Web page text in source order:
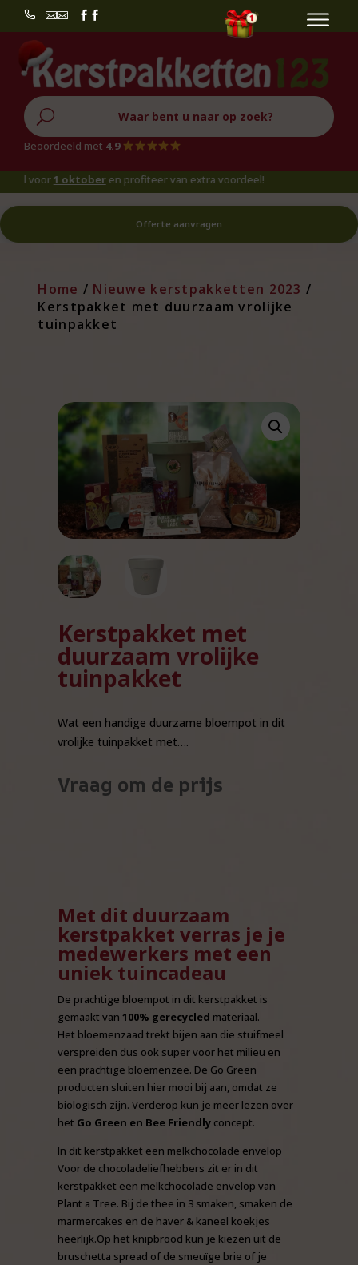
 
U
Beoordeeld met 4.9
1 oktoberen profiteer van extra voordeel!
Offerte aanvragen
Home / Nieuwe kerstpakketten 2023 /
Kerstpakket met duurzaam vrolijke
tuinpakket
Kerstpakket met
duurzaam vrolijke
tuinpakket
Wat een handige duurzame bloempot in dit
vrolijke tuinpakket met….
Vraag om de prijs
Met dit duurzaam
kerstpakket verras je je
medewerkers met een
uniek tuincadeau
De prachtige bloempot in dit kerstpakket is
gemaakt van100% gerecycled materiaal.
Het bloemenzaad trekt bijen aan die stuifmeel
verspreiden dus ook super voor het milieu en
een prachtige bloemenzee. De Go Green
producten sluiten hier mooi bij aan, omdat ze
biologisch zijn. Verderop kun je meer lezen over
het Go Green en Bee Friendly concept.
In dit kerstpakket een melkchocolade envelop
Voor de chocoladeliefhebbers zit er in dit
kerstpakket een melkchocolade envelop van
Plant a Tree. Bij de thee in 3 smaken, smaken de
marmercakes en de haver & kaneel koekjes
heerlijk.Op het knipbrood kun je kiezen uit de
bruschetta spread of de smeuïge brie of je